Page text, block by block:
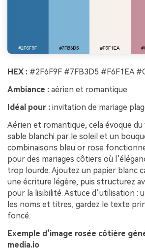
HEX : #2F6F9F #7FB3D5 #F6F1EA
Ambiance : aérien et romantique
Idéal pour : invitation de mariage
Aérien et romantique, cela évoque du
sable blanchi par le soleil et un
combinaisons bleu or rose
pour des mariages côtiers où
trop lourde. Ajoutez un papier blanc
une écriture légère, puis structurez
pour la lisibilité. Astuce d’utilisation :
les noms et titres, gardez le texte
foncé.
Exemple d’image rosée côtière
media.io